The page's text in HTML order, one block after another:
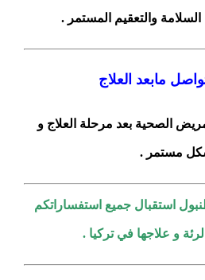
والتعقيم المستمر .
مابعد العلاج
الصحية بعد مرحلة العلاج و
مستمر .
استقبال جميع استفساراتكم
و علاجها في تركيا .